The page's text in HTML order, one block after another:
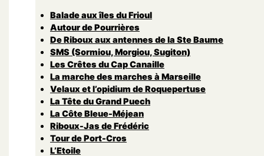
Balade aux îles du Frioul
Autour de Pourrières
De Riboux aux antennes de la Ste Baume
SMS (Sormiou, Morgiou, Sugiton)
Les Crêtes du Cap Canaille
La marche des marches à Marseille
Velaux et l’opidium de Roquepertuse
La Tête du Grand Puech
La Côte Bleue-Méjean
Riboux-Jas de Frédéric
Tour de Port-Cros
L’Etoile